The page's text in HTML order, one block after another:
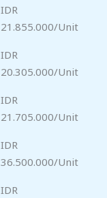
IDR
21.855.000/Unit
IDR
20.305.000/Unit
IDR
21.705.000/Unit
IDR
36.500.000/Unit
IDR